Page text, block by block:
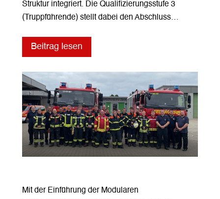
Struktur integriert. Die Qualifizierungsstufe 3
(Truppführende) stellt dabei den Abschluss…
Beitrag lesen
Mit der Einführung der Modularen